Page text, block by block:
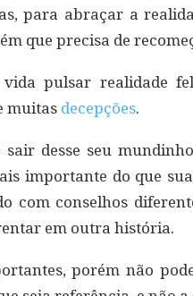
para abraçar a
que precisa de
pulsar realidade
muitas decepções.
desse seu
importante do que
com conselhos
em outra história.
porém não